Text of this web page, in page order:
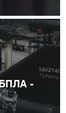
БПЛА -